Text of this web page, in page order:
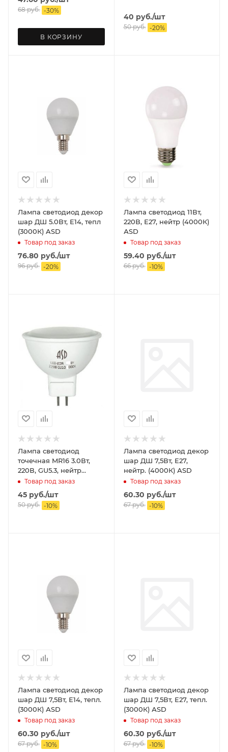
68руб. -30%
В КОРЗИНУ
40 руб./шт
50руб. -20%
Лампа светодиод декор
шар ДШ 5.0Вт, Е14, тепл
(3000К) ASD
Товар под заказ
76.80 руб./шт
96руб. -20%
Лампа светодиод 11Вт,
220В, Е27, нейтр (4000К)
АSD
Товар под заказ
59.40 руб./шт
66руб. -10%
Лампа светодиод
точечная MR16 3.0Вт,
220В, GU5.3, нейтр
(4000К) ASD
Товар под заказ
45 руб./шт
50руб. -10%
Лампа светодиод декор
шар ДШ 7,5Вт, Е27,
нейтр. (4000К) АSD
Товар под заказ
60.30 руб./шт
67руб. -10%
Лампа светодиод декор
шар ДШ 7,5Вт, Е14, тепл.
(3000К) АSD
Товар под заказ
60.30 руб./шт
67руб. -10%
Лампа светодиод декор
шар ДШ 7,5Вт, Е27, тепл.
(3000К) АSD
Товар под заказ
60.30 руб./шт
67руб. -10%